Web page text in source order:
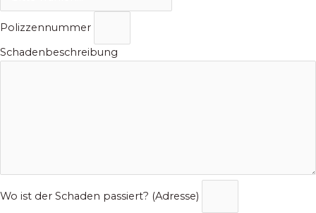
Polizzennummer
Schadenbeschreibung
Wo ist der Schaden passiert? (Adresse)